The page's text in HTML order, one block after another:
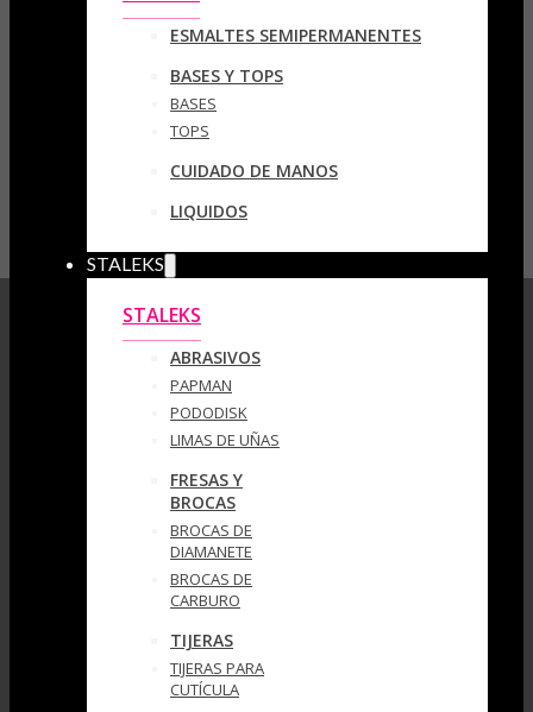
ESMALTES SEMIPERMANENTES
BASES Y TOPS
BASES
TOPS
CUIDADO DE MANOS
LIQUIDOS
STALEKS
STALEKS
ABRASIVOS
PAPMAN
PODODISK
LIMAS DE UÑAS
FRESAS Y
BROCAS
BROCAS DE
DIAMANETE
BROCAS DE
CARBURO
TIJERAS
TIJERAS PARA
CUTÍCULA